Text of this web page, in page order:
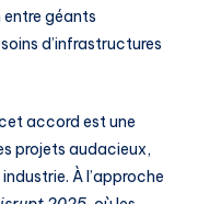
entre géants
d’infrastructures
accord est une
projets audacieux,
À l’approche